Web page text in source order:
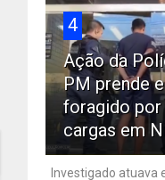
4
Ação da
PM prende
foragido
cargas em
Investigado atuava